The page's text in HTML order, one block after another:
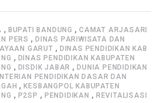
, BUPATI BANDUNG ,CAMAT ARJASARI
PERS , DINAS PARIWISATA DAN
GARUT , DINAS PENDIDIKAN KAB
, DINAS PENDIDIKAN KABUPATEN
, DISDIK JABAR ,DUNIA PENDIDIKAN
PENDIDIKAN DASAR DAN
,KESBANGPOL KABUPATEN
, P2SP , PENDIDIKAN , REVITALISASI